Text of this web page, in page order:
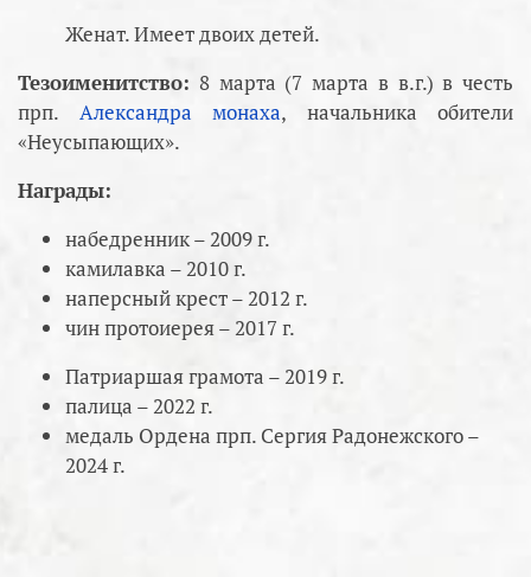
Женат. Имеет двоих детей.
Тезоименитство: 8 марта (7 марта в в.г.) в честь
прп. Александра монаха, начальника обители
«Неусыпающих».
Награды:
набедренник – 2009 г.
камилавка – 2010 г.
наперсный крест – 2012 г.
чин протоиерея – 2017 г.
Патриаршая грамота – 2019 г.
палица – 2022 г.
медаль Ордена прп. Сергия Радонежского –
2024 г.